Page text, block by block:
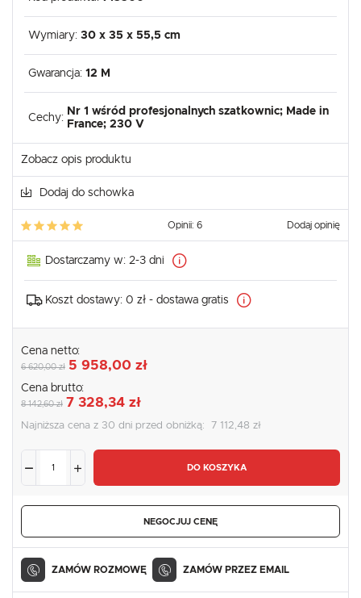
Wymiary: 30 x 35 x 55,5 cm
Gwarancja: 12 M
Cechy:
Nr 1 wśród profesjonalnych szatkownic; Made in
France; 230 V
Zobacz opis produktu
Dodaj do schowka
Opinii: 6 Dodaj opinię
Dostarczamy w: 2-3 dni
Koszt dostawy: 0 zł - dostawa gratis
Cena netto:
6 620,00 zł 5 958,00 zł
Cena brutto:
8 142,60 zł 7 328,34 zł
Najniższa cena z 30 dni przed obniżką: 7 112,48 zł
DO KOSZYKA
NEGOCJUJ CENĘ
ZAMÓW ROZMOWĘ ZAMÓW PRZEZ EMAIL